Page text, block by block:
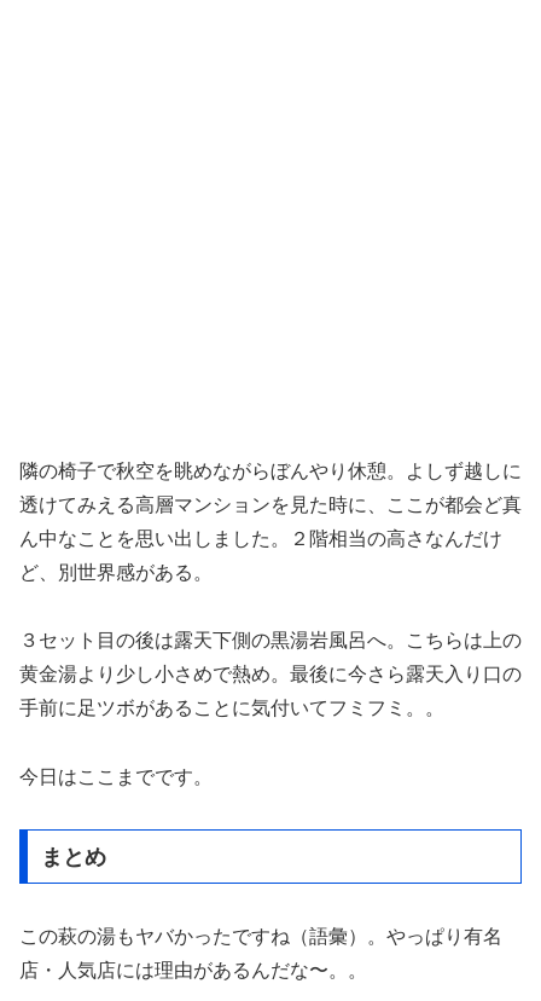
隣の椅子で秋空を眺めながらぼんやり休憩。よしず越しに
透けてみえる高層マンションを見た時に、ここが都会ど真
ん中なことを思い出しました。２階相当の高さなんだけ
ど、別世界感がある。
３セット目の後は露天下側の黒湯岩風呂へ。こちらは上の
黄金湯より少し小さめで熱め。最後に今さら露天入り口の
手前に足ツボがあることに気付いてフミフミ。。
今日はここまでです。
まとめ
この萩の湯もヤバかったですね（語彙）。やっぱり有名
店・人気店には理由があるんだな〜。。